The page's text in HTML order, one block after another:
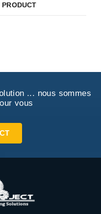
... nous sommes
vous